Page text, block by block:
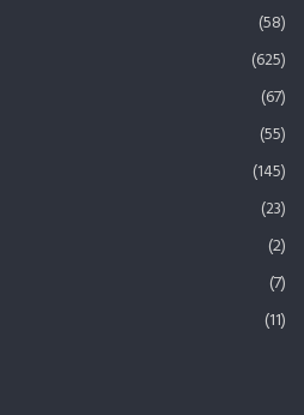
(58)
(625)
(67)
(55)
(145)
(23)
(2)
(7)
(11)